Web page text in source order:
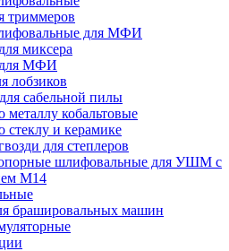
триммеров
для МФИ
миксера
для МФИ
лобзиков
сабельной пилы
металлу кобальтовые
стеклу и керамике
для степлеров
шлифовальные для УШМ с
М14
брашировальных машин